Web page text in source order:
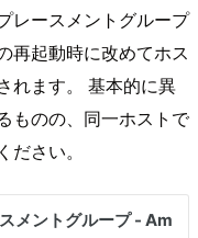
レースメントグループ
再起動時に改めてホス
れます。 基本的に異
ものの、同一ホストで
さい。